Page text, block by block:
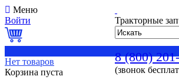
Тракторные
8 (800)
(звонок
Меню
Войти
Нет товаров
Корзина пуста